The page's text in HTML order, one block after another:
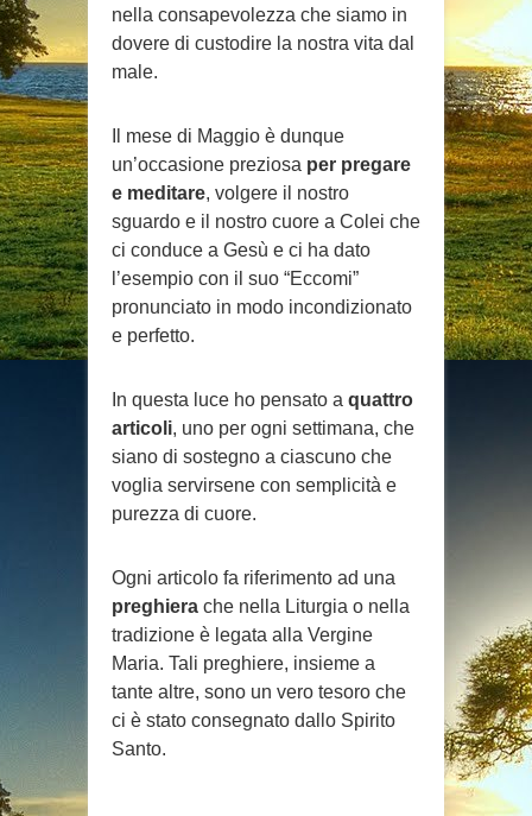
nella consapevolezza che siamo in
dovere di custodire la nostra vita dal
male.
Il mese di Maggio è dunque
un’occasione preziosa per pregare
e meditare, volgere il nostro
sguardo e il nostro cuore a Colei che
ci conduce a Gesù e ci ha dato
l’esempio con il suo “Eccomi”
pronunciato in modo incondizionato
e perfetto.
In questa luce ho pensato a quattro
articoli, uno per ogni settimana, che
siano di sostegno a ciascuno che
voglia servirsene con semplicità e
purezza di cuore.
Ogni articolo fa riferimento ad una
preghiera che nella Liturgia o nella
tradizione è legata alla Vergine
Maria. Tali preghiere, insieme a
tante altre, sono un vero tesoro che
ci è stato consegnato dallo Spirito
Santo.